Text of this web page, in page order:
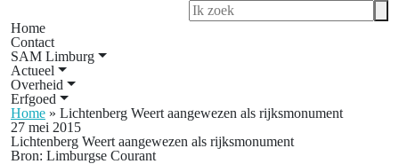
Home
Contact
SAM Limburg
Actueel
Overheid
Erfgoed
Home » Lichtenberg Weert aangewezen als rijksmonument
27 mei 2015
Lichtenberg Weert aangewezen als rijksmonument
Bron: Limburgse Courant